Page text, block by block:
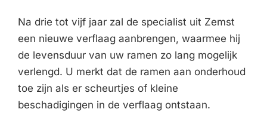
Na drie tot vijf jaar zal de specialist uit Zemst
een nieuwe verflaag aanbrengen, waarmee hij
de levensduur van uw ramen zo lang mogelijk
verlengd. U merkt dat de ramen aan onderhoud
toe zijn als er scheurtjes of kleine
beschadigingen in de verflaag ontstaan.